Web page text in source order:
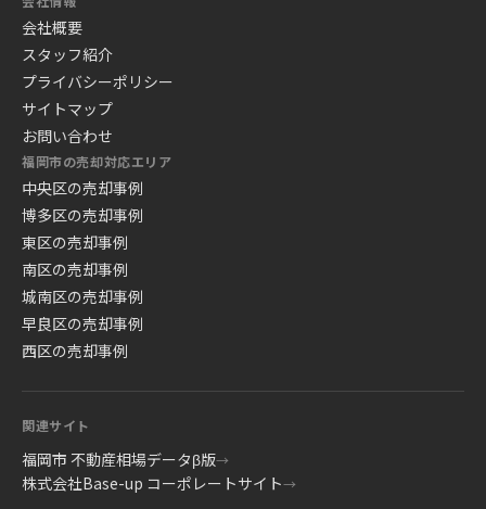
会社概要
スタッフ紹介
プライバシーポリシー
サイトマップ
お問い合わせ
福岡市の売却対応エリア
中央区の売却事例
博多区の売却事例
東区の売却事例
南区の売却事例
城南区の売却事例
早良区の売却事例
西区の売却事例
関連サイト
福岡市 不動産相場データβ版→
株式会社Base-up コーポレートサイト→